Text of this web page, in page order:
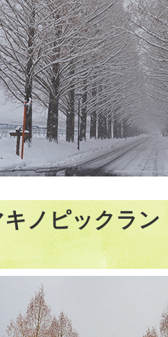
キノピックラ